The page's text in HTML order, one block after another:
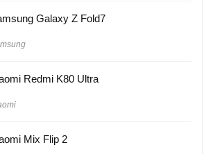
Galaxy Z Fold7
Redmi K80 Ultra
Mix Flip 2